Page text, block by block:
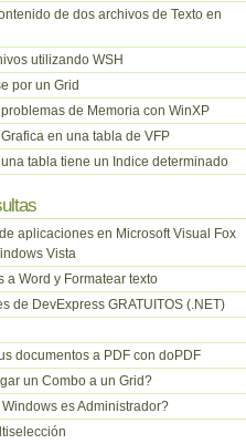
de dos archivos de Texto en
utilizando WSH
por un Grid
de Memoria con WinXP
en una tabla de VFP
tabla tiene un Indice determinado
aplicaciones en Microsoft Visual Fox
Vista
a Word y Formatear texto
de DevExpress GRATUITOS (.NET)
documentos a PDF con doPDF
un Combo a un Grid?
es Administrador?